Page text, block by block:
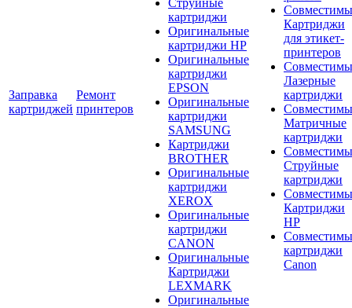
Заправка
картриджей
Ремонт
принтеров
Струйные
картриджи
Оригинальные
картриджи HP
Оригинальные
картриджи
EPSON
Оригинальные
картриджи
SAMSUNG
Картриджи
BROTHER
Оригинальные
картриджи
XEROX
Оригинальные
картриджи
CANON
Оригинальные
Картриджи
LEXMARK
Оригинальные
Картриджи
для этикет-
принтеров
Лазерные
картриджи
Матричные
картриджи
Струйные
картриджи
Картриджи
HP
картриджи
Canon